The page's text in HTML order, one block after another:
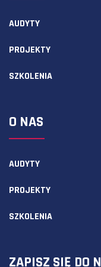
AUDYTY
PROJEKTY
SZKOLENIA
O NAS
AUDYTY
PROJEKTY
SZKOLENIA
ZAPISZ SIĘ DO